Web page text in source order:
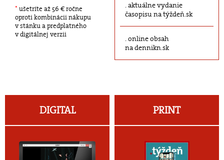
* ušetríte až 56 € ročne
oproti kombinácii nákupu
v stánku a predplatného
v digitálnej verzii
aktuálne vydanie
časopisu na týždeň.sk
online obsah
na dennikn.sk
DIGITAL PRINT